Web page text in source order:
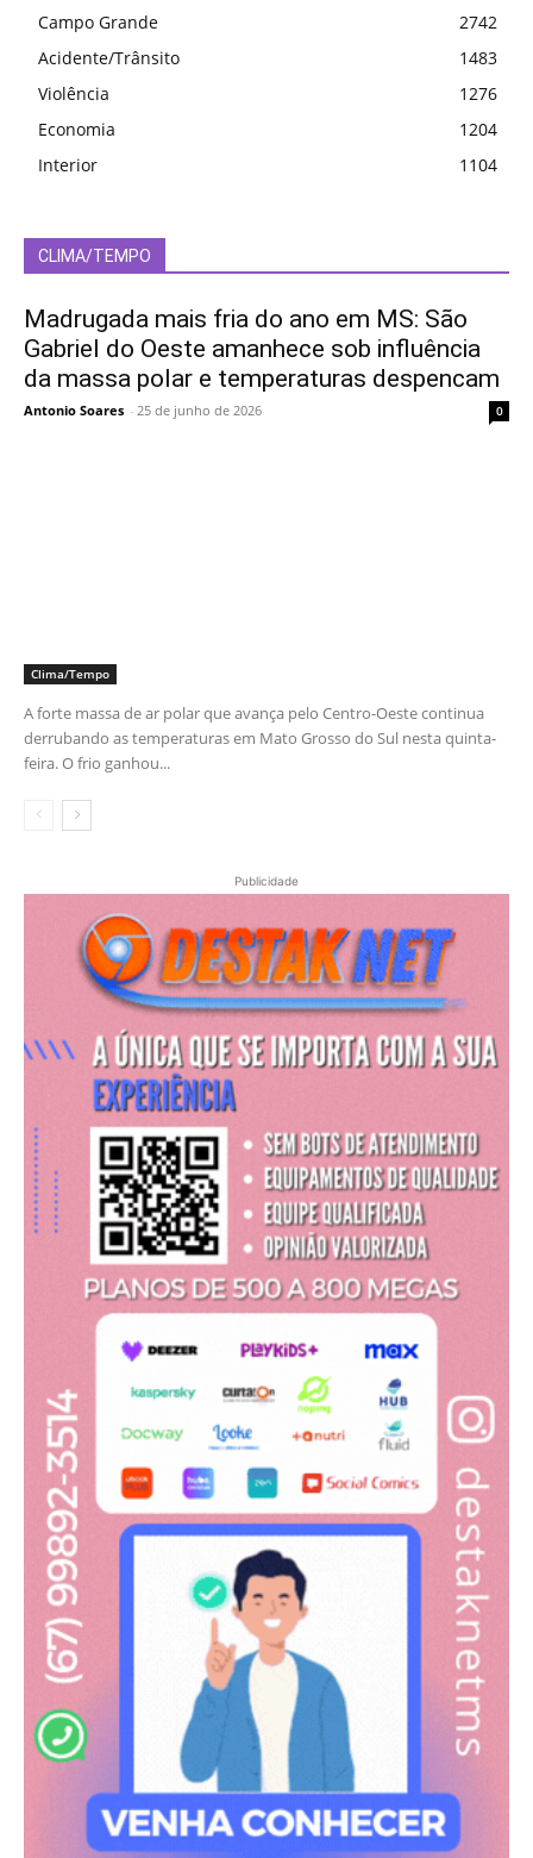
Campo Grande
2742
Acidente/Trânsito
1483
Violência
1276
Economia
1204
Interior
1104
CLIMA/TEMPO
Madrugada mais fria do ano em MS: São
Gabriel do Oeste amanhece sob influência
da massa polar e temperaturas despencam
Antonio Soares - 25 de junho de 2026 0
Clima/Tempo
A forte massa de ar polar que avança pelo Centro-Oeste continua
derrubando as temperaturas em Mato Grosso do Sul nesta quinta-
feira. O frio ganhou...
Publicidade